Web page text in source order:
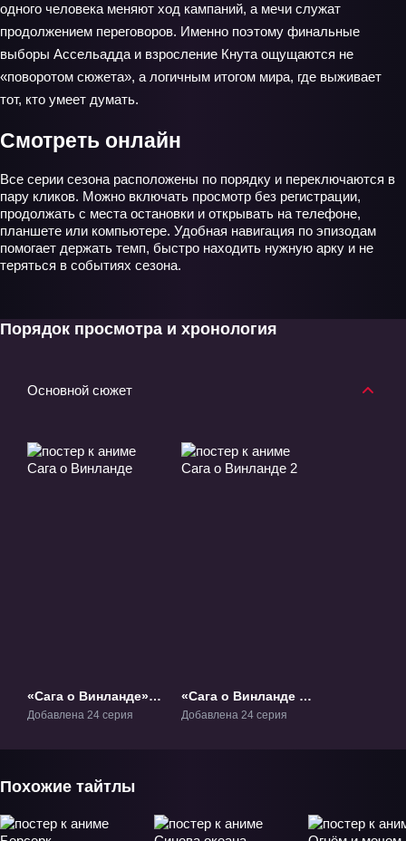
одного человека меняют ход кампаний, а мечи служат
продолжением переговоров. Именно поэтому финальные
выборы Ассельадда и взросление Кнута ощущаются не
«поворотом сюжета», а логичным итогом мира, где выживает
тот, кто умеет думать.
Смотреть онлайн
Все серии сезона расположены по порядку и переключаются в
пару кликов. Можно включать просмотр без регистрации,
продолжать с места остановки и открывать на телефоне,
планшете или компьютере. Удобная навигация по эпизодам
помогает держать темп, быстро находить нужную арку и не
теряться в событиях сезона.
Порядок просмотра и хронология
Основной сюжет
«Сага о Винланде»
ТВ-1
Добавлена 24 серия
«Сага о Винланде 2»
ТВ-2
Добавлена 24 серия
Похожие тайтлы